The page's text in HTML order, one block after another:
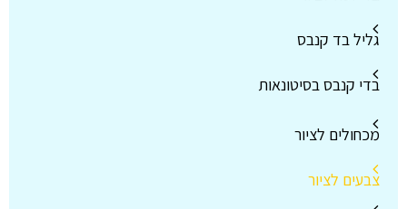
גליל בד קנבס
בדי קנבס בסיטונאות
מכחולים לציור
צבעים לציור